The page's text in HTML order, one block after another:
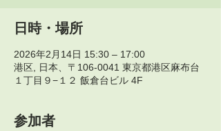
日時・場所
2026年2月14日 15:30 – 17:00
港区, 日本、〒106-0041 東京都港区麻布台
１丁目９−１２ 飯倉台ビル 4F
参加者